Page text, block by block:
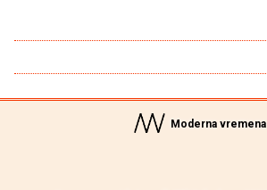
Moderna vremena